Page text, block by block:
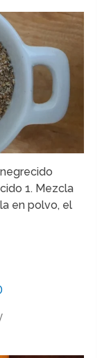
1. Mezcla
en polvo, el